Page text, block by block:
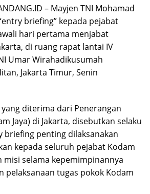
– Mayjen TNI Mohamad
briefing” kepada pejabat
hari pertama menjabat
di ruang rapat lantai IV
Umar Wirahadikusumah
Jakarta Timur, Senin
diterima dari Penerangan
Jaya) di Jakarta, disebutkan selaku
briefing penting dilaksanakan
kepada seluruh pejabat Kodam
misi selama kepemimpinannya
pelaksanaan tugas pokok Kodam